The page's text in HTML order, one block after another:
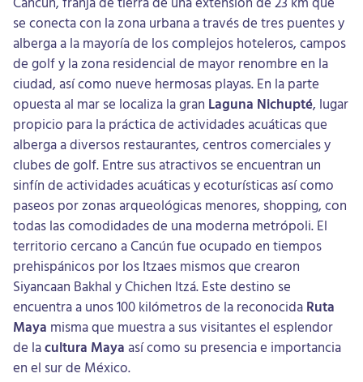
se conecta con la zona urbana a través de tres puentes y
alberga a la mayoría de los complejos hoteleros, campos
de golf y la zona residencial de mayor renombre en la
ciudad, así como nueve hermosas playas. En la parte
opuesta al mar se localiza la gran Laguna Nichupté, lugar
propicio para la práctica de actividades acuáticas que
alberga a diversos restaurantes, centros comerciales y
clubes de golf. Entre sus atractivos se encuentran un
sinfín de actividades acuáticas y ecoturísticas así como
paseos por zonas arqueológicas menores, shopping, con
todas las comodidades de una moderna metrópoli. El
territorio cercano a Cancún fue ocupado en tiempos
prehispánicos por los Itzaes mismos que crearon
Siyancaan Bakhal y Chichen Itzá. Este destino se
encuentra a unos 100 kilómetros de la reconocida Ruta
Maya misma que muestra a sus visitantes el esplendor
de lacultura Maya así como su presencia e importancia
en el sur de México.